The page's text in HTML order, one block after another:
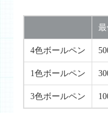
4色ボールペン
1色ボールペン
3色ボールペン